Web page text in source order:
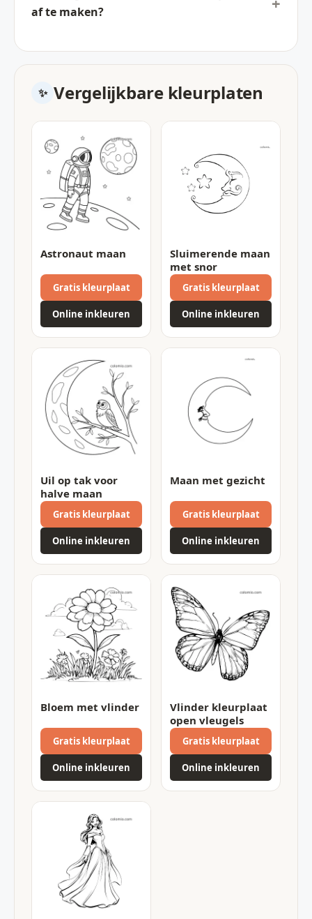
af te maken?
Vergelijkbare kleurplaten
Astronaut maan
Gratis kleurplaat
Online inkleuren
Sluimerende maan
met snor
Gratis kleurplaat
Online inkleuren
Uil op tak voor
halve maan
Gratis kleurplaat
Online inkleuren
Maan met gezicht
Gratis kleurplaat
Online inkleuren
Bloem met vlinder
Gratis kleurplaat
Online inkleuren
Vlinder kleurplaat
open vleugels
Gratis kleurplaat
Online inkleuren